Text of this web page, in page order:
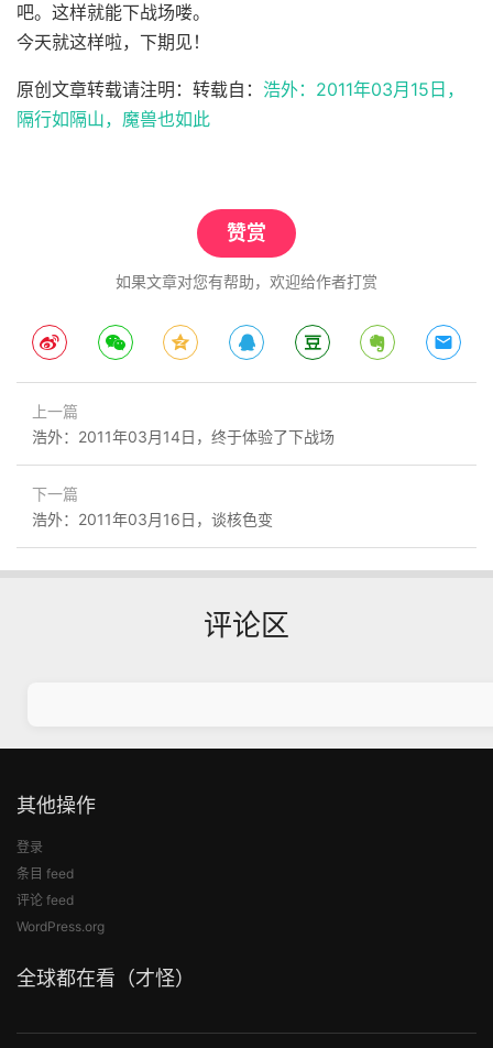
吧。这样就能下战场喽。
今天就这样啦，下期见！
原创文章转载请注明：转载自： 浩外：2011年03月15日，
隔行如隔山，魔兽也如此
赞赏
如果文章对您有帮助，欢迎给作者打赏
上一篇
浩外：2011年03月14日，终于体验了下战场
下一篇
浩外：2011年03月16日，谈核色变
评论区
其他操作
登录
条目 feed
评论 feed
WordPress.org
全球都在看（才怪）